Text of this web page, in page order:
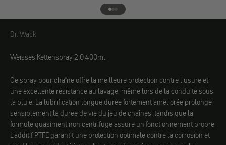
Aller à l'élément 1
Aller à l'élément 2
Aller à l'élément 3
Dr. Wack
Dr. Wack
Weisses Kettenspray 2.0 400ml
Ce spray pour chaîne offre la meilleure protection contre l'usure et
une excellente résistance au lavage, même lors de la conduite sous
la pluie. La lubrification longue durée fortement améliorée prolonge
sensiblement la durée de vie du jeu de chaînes, tandis que la
formule quasiment non centrifuge assure un fonctionnement propre.
L'additif PTFE garantit une protection optimale contre la corrosion et